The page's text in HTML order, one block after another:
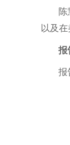
以及
报
报